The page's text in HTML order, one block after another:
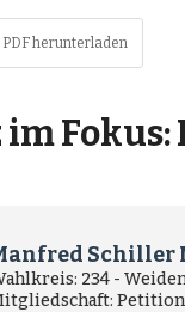
herunterladen
im
Schiller
234 -